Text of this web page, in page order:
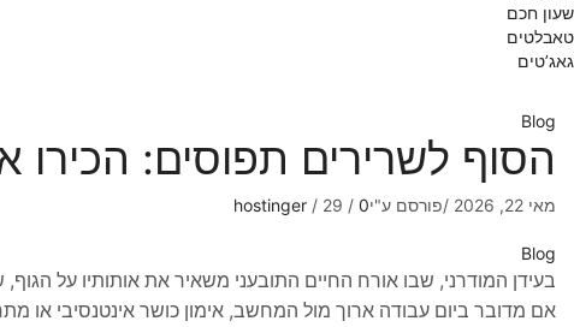
שעון חכם
טאבלטים
גאג’טים
Blog
הסוף לשרירים תפוסים: הכירו
מאי 22, 2026 /פורסם ע"י hostinger / 29 / 0
Blog
בעידן המודרני, שבו אורח החיים התובעני משאיר את אותותיו על
אם מדובר ביום עבודה ארוך מול המחשב, אימון כושר אינטנסיבי או